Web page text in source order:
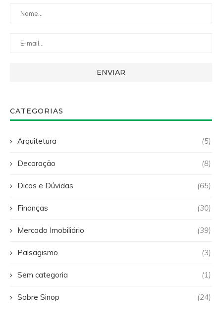
CATEGORIAS
Arquitetura (5)
Decoração (8)
Dicas e Dúvidas (65)
Finanças (30)
Mercado Imobiliário (39)
Paisagismo (3)
Sem categoria (1)
Sobre Sinop (24)